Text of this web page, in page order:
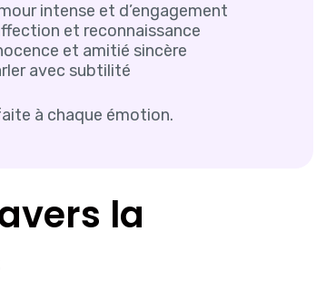
intense et d’engagement
et reconnaissance
et amitié sincère
avec subtilité
à chaque émotion.
la